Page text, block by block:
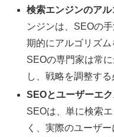
検索エンジンのア
ンジンは、SEOの
期的にアルゴリズム
SEOの専門家は常
し、戦略を調整する
SEOとユーザーエ
SEOは、単に検索
く、実際のユーザ